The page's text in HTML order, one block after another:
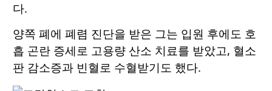
다.
양쪽 폐에 폐렴 진단을 받은 그는 입원 후에도 호
흡 곤란 증세로 고용량 산소 치료를 받았고, 혈소
판 감소증과 빈혈로 수혈받기도 했다.